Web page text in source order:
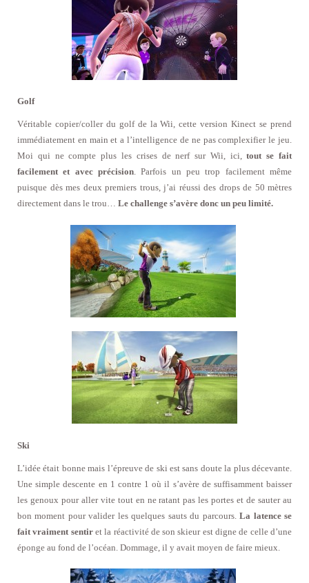
Golf
Véritable copier/coller du golf de la Wii, cette version Kinect se prend
immédiatement en main et a l’intelligence de ne pas complexifier le jeu.
Moi qui ne compte plus les crises de nerf sur Wii, ici,tout se fait
facilement et avec précision. Parfois un peu trop facilement même
puisque dès mes deux premiers trous, j’ai réussi des drops de 50 mètres
directement dans le trou… Le challenge s’avère donc un peu limité.
Ski
L’idée était bonne mais l’épreuve de ski est sans doute la plus décevante.
Une simple descente en 1 contre 1 où il s’avère de suffisamment baisser
les genoux pour aller vite tout en ne ratant pas les portes et de sauter au
bon moment pour valider les quelques sauts du parcours. La latence se
fait vraiment sentiret la réactivité de son skieur est digne de celle d’une
éponge au fond de l’océan. Dommage, il y avait moyen de faire mieux.